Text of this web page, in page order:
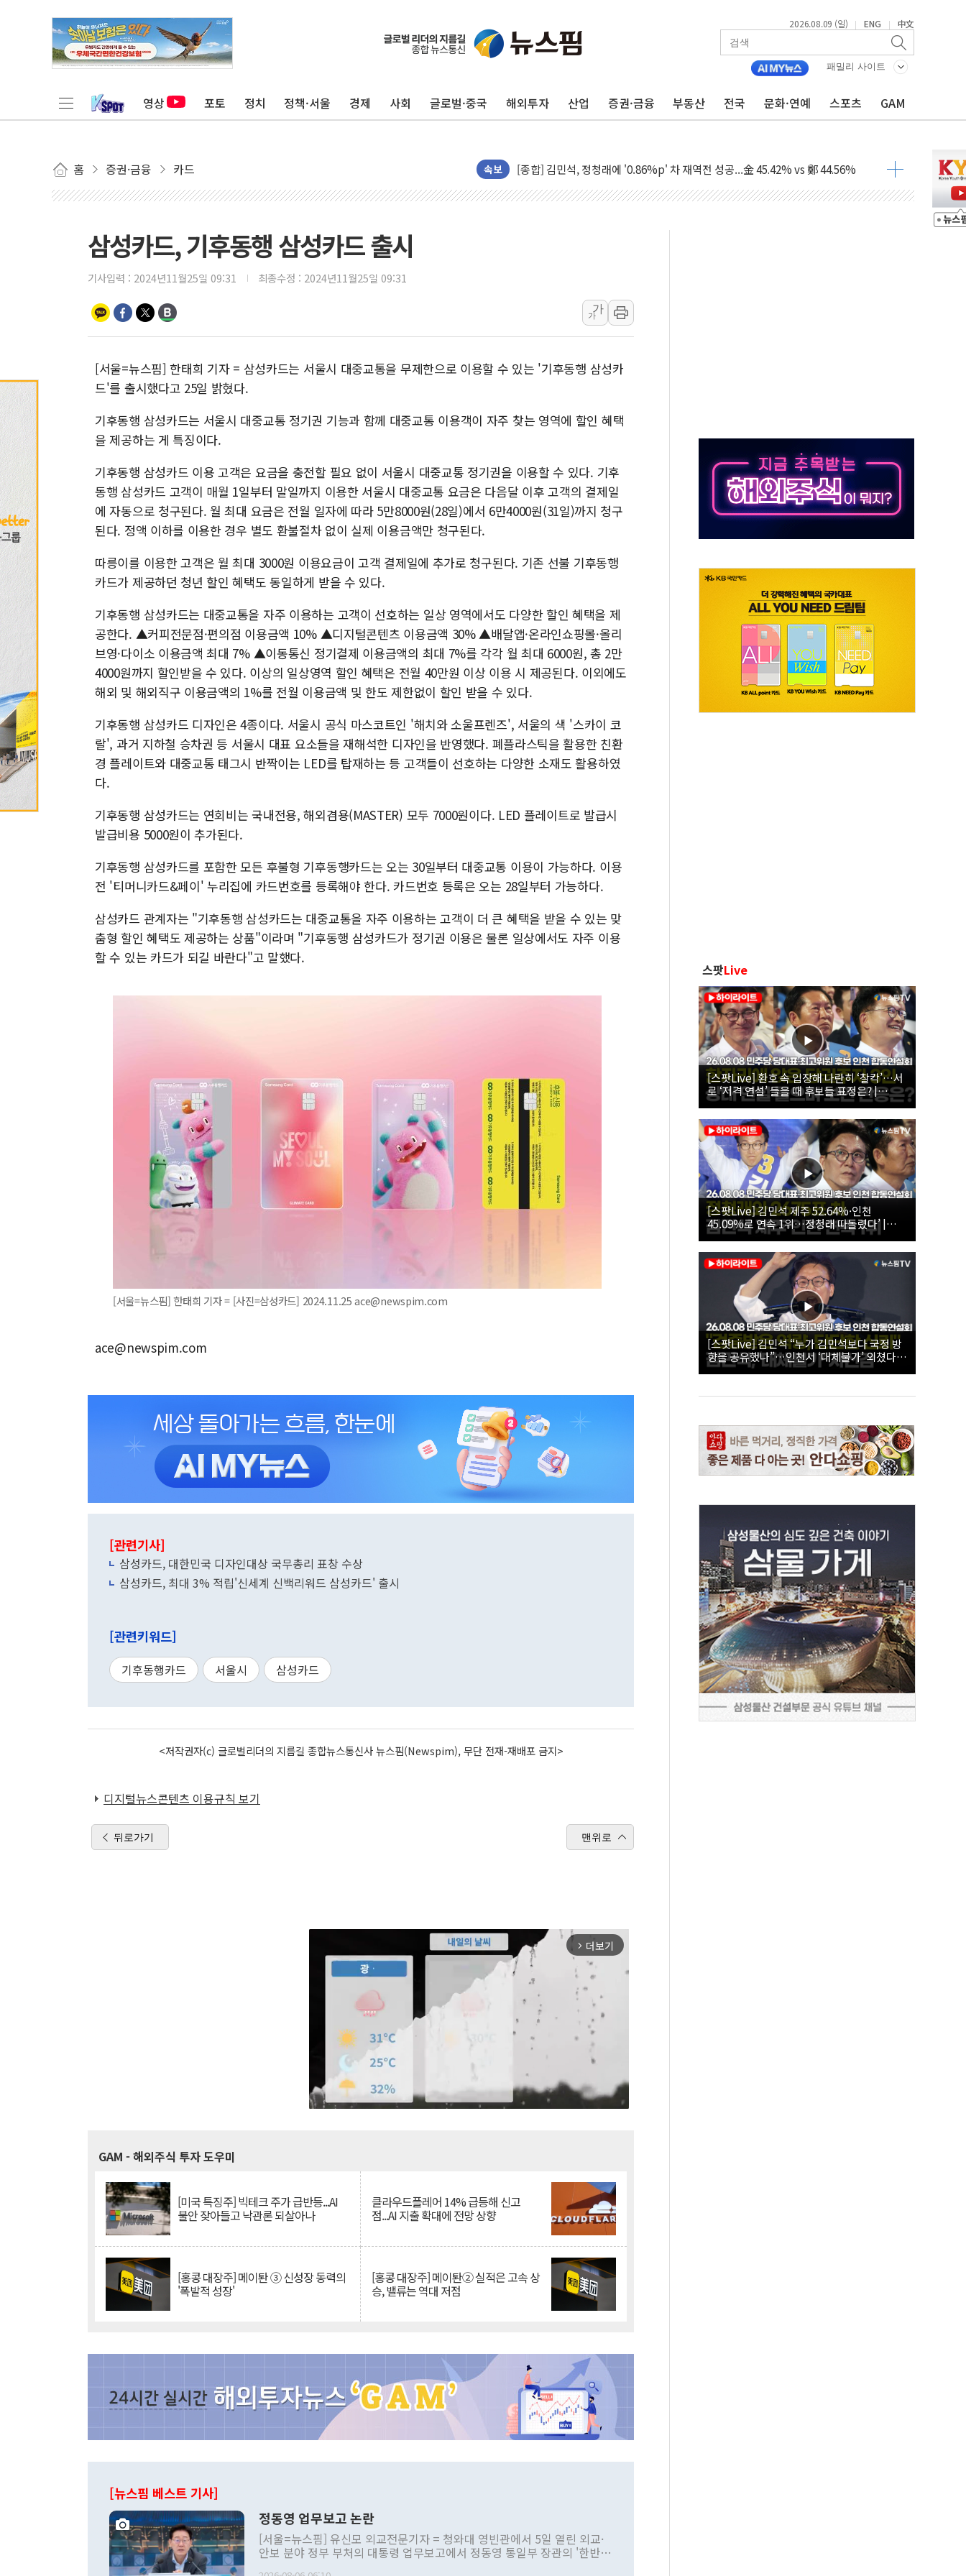
2026.08.09 (일) | ENG | 中文
패밀리 사이트
영상 포토 정치 정책·서울 경제 사회 글로벌·중국 해외투자 산업 증권·금융 부동산 전국 문화·연예 스포츠 GAM
홈 증권·금융 카드 속보
포항시 재난예산 40억 긴급 투입…고수온 양식장 복구·지원 '총력'
[종합] 김민석, 정청래에 '0.86%p' 차 재역전 성공...金 45.42% vs 鄭 44.56%
인천 합동연설회 나선 송영길·정청래·김민석 당대표 후보
[속보] 민주, 제주 경선 결과 발표...김민석 52.64% 정청래 39.89% 송영길 7.47%
이번주 국내 주요 금융일정(8.10~8.14)
美, 이란전 출구전략 만지작…공습 한계·탄약 부족 현실화
강릉·동해·삼척 시간당 최대 50㎜ 폭우…강원 동해안 강한 비 이어져
李대통령 "결혼 때문에 손해 보는 일 없게"…'결혼 페널티' 22개 과제 손본다
추미애, '위안부' 피해자 기림의 날 참석..."국제적 시민 연대로 목소리 내야"
인천 선재도 갯벌서 해루질 중 실종 60대 나흘만에 숨진 채 발견
인천서 말다툼 중 어머니 흉기 살해 10대 아들 체포
'화합' 꺼낸 김민석에 '뻔뻔' 받아친 정청래…제주 연설서 신경전 고조
삼성카드, 기후동행 삼성카드 출시
기사입력 : 2024년11월25일 09:31 최종수정 : 2024년11월25일 09:31
가
가
[서울=뉴스핌] 한태희 기자 = 삼성카드는 서울시 대중교통을 무제한으로 이용할 수 있는 '기후동행 삼성카
드'를 출시했다고 25일 밝혔다.
기후동행 삼성카드는 서울시 대중교통 정기권 기능과 함께 대중교통 이용객이 자주 찾는 영역에 할인 혜택
을 제공하는 게 특징이다.
기후동행 삼성카드 이용 고객은 요금을 충전할 필요 없이 서울시 대중교통 정기권을 이용할 수 있다. 기후
동행 삼성카드 고객이 매월 1일부터 말일까지 이용한 서울시 대중교통 요금은 다음달 이후 고객의 결제일
에 자동으로 청구된다. 월 최대 요금은 전월 일자에 따라 5만8000원(28일)에서 6만4000원(31일)까지 청구
된다. 정액 이하를 이용한 경우 별도 환불절차 없이 실제 이용금액만 청구된다.
따릉이를 이용한 고객은 월 최대 3000원 이용요금이 고객 결제일에 추가로 청구된다. 기존 선불 기후동행
카드가 제공하던 청년 할인 혜택도 동일하게 받을 수 있다.
기후동행 삼성카드는 대중교통을 자주 이용하는 고객이 선호하는 일상 영역에서도 다양한 할인 혜택을 제
공한다. ▲커피전문점·편의점 이용금액 10% ▲디지털콘텐츠 이용금액 30% ▲배달앱·온라인쇼핑몰·올리
브영·다이소 이용금액 최대 7% ▲이동통신 정기결제 이용금액의 최대 7%를 각각 월 최대 6000원, 총 2만
4000원까지 할인받을 수 있다. 이상의 일상영역 할인 혜택은 전월 40만원 이상 이용 시 제공된다. 이외에도
해외 및 해외직구 이용금액의 1%를 전월 이용금액 및 한도 제한없이 할인 받을 수 있다.
기후동행 삼성카드 디자인은 4종이다. 서울시 공식 마스코트인 '해치와 소울프렌즈', 서울의 색 '스카이 코
랄', 과거 지하철 승차권 등 서울시 대표 요소들을 재해석한 디자인을 반영했다. 폐플라스틱을 활용한 친환
경 플레이트와 대중교통 태그시 반짝이는 LED를 탑재하는 등 고객들이 선호하는 다양한 소재도 활용하였
다.
기후동행 삼성카드는 연회비는 국내전용, 해외겸용(MASTER) 모두 7000원이다. LED 플레이트로 발급시
발급비용 5000원이 추가된다.
기후동행 삼성카드를 포함한 모든 후불형 기후동행카드는 오는 30일부터 대중교통 이용이 가능하다. 이용
전 '티머니카드&페이' 누리집에 카드번호를 등록해야 한다. 카드번호 등록은 오는 28일부터 가능하다.
삼성카드 관계자는 "기후동행 삼성카드는 대중교통을 자주 이용하는 고객이 더 큰 혜택을 받을 수 있는 맞
춤형 할인 혜택도 제공하는 상품"이라며 "기후동행 삼성카드가 정기권 이용은 물론 일상에서도 자주 이용
할 수 있는 카드가 되길 바란다"고 말했다.
[서울=뉴스핌] 한태희 기자 = [사진=삼성카드] 2024.11.25 ace@newspim.com
ace@newspim.com
[관련기사]
삼성카드, 대한민국 디자인대상 국무총리 표창 수상
삼성카드, 최대 3% 적립'신세계 신백리워드 삼성카드' 출시
[관련키워드]
기후동행카드 서울시 삼성카드
<저작권자(c) 글로벌리더의 지름길 종합뉴스통신사 뉴스핌(Newspim), 무단 전재-재배포 금지>
디지털뉴스콘텐츠 이용규칙 보기
뒤로가기 맨위로
arrow_forward_ios 더보기
GAM - 해외주식 투자 도우미
[미국 특징주] 빅테크 주가 급반등...AI
불안 잦아들고 낙관론 되살아나
클라우드플레어 14% 급등해 신고
점...AI 지출 확대에 전망 상향
[홍콩 대장주] 메이퇀 ③ 신성장 동력의
'폭발적 성장'
[홍콩 대장주] 메이퇀② 실적은 고속 상
승, 밸류는 역대 저점
[뉴스핌 베스트 기사]
정동영 업무보고 논란
[서울=뉴스핌] 유신모 외교전문기자 = 청와대 영빈관에서 5일 열린 외교·
안보 분야 정부 부처의 대통령 업무보고에서 정동영 통일부 장관의 '한반도
스팟Live
[스팟Live] 환호 속 입장해 나란히 ‘찰칵’…서
로 ‘저격 연설’ 들을 때 후보들 표정은? |
26.08.08 더불어민주당 당대표·최고위원 후
보 인천 합동연설회
[스팟Live] 김민석 제주 52.64%·인천
45.09%로 연속 1위…정청래 따돌렸다’ |
26.08.08 더불어민주당 당대표·최고위원 후
보 인천 합동연설회
[스팟Live] 김민석 “누가 김민석보다 국정 방
향을 공유했나”…인천서 ‘대체불가’ 외쳤다 |
26.08.08 더불어민주당 당대표·최고위원 후